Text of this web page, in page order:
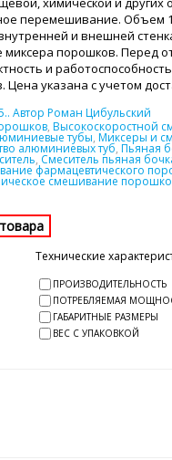
перемешивание. Объем
и внешней
порошков. Перед
и
указана с учетом
.. Автор Роман Цибульский
, Высокоскоростной
тубы, Миксеры и
алюминиевых туб, Пьяная
, Смеситель пьяная
фармацевтического
смешивание
Технические
ПРОИЗВОДИТЕЛЬНОСТЬ
ПОТРЕБЛЯЕМАЯ
ГАБАРИТНЫЕ РАЗМЕРЫ
ВЕС С УПАКОВКОЙ